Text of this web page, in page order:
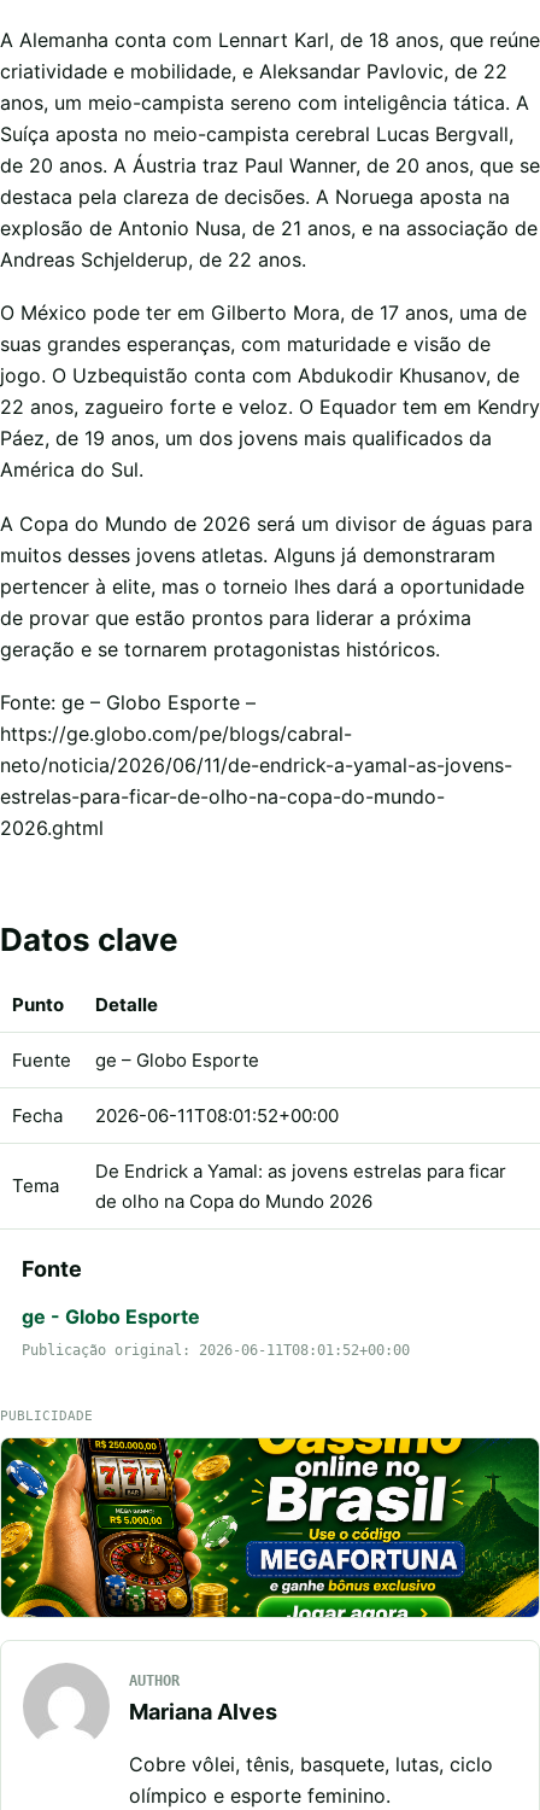
A Alemanha conta com Lennart Karl, de 18 anos, que reúne
criatividade e mobilidade, e Aleksandar Pavlovic, de 22
anos, um meio-campista sereno com inteligência tática. A
Suíça aposta no meio-campista cerebral Lucas Bergvall,
de 20 anos. A Áustria traz Paul Wanner, de 20 anos, que se
destaca pela clareza de decisões. A Noruega aposta na
explosão de Antonio Nusa, de 21 anos, e na associação de
Andreas Schjelderup, de 22 anos.
O México pode ter em Gilberto Mora, de 17 anos, uma de
suas grandes esperanças, com maturidade e visão de
jogo. O Uzbequistão conta com Abdukodir Khusanov, de
22 anos, zagueiro forte e veloz. O Equador tem em Kendry
Páez, de 19 anos, um dos jovens mais qualificados da
América do Sul.
A Copa do Mundo de 2026 será um divisor de águas para
muitos desses jovens atletas. Alguns já demonstraram
pertencer à elite, mas o torneio lhes dará a oportunidade
de provar que estão prontos para liderar a próxima
geração e se tornarem protagonistas históricos.
Fonte: ge – Globo Esporte –
https://ge.globo.com/pe/blogs/cabral-
neto/noticia/2026/06/11/de-endrick-a-yamal-as-jovens-
estrelas-para-ficar-de-olho-na-copa-do-mundo-
2026.ghtml
Datos clave
Punto Detalle
Fuente ge – Globo Esporte
Fecha 2026-06-11T08:01:52+00:00
Tema
De Endrick a Yamal: as jovens estrelas para ficar
de olho na Copa do Mundo 2026
Fonte
ge - Globo Esporte
Publicação original: 2026-06-11T08:01:52+00:00
PUBLICIDADE
AUTHOR
Mariana Alves
Cobre vôlei, tênis, basquete, lutas, ciclo
olímpico e esporte feminino.